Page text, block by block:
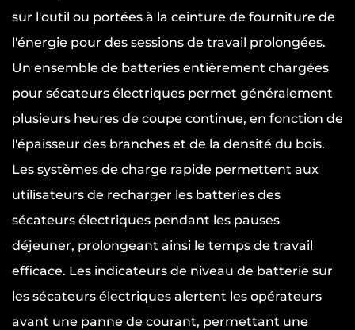
sur l'outil ou portées à la ceinture de fourniture de
l'énergie pour des sessions de travail prolongées.
Un ensemble de batteries entièrement chargées
pour sécateurs électriques permet généralement
plusieurs heures de coupe continue, en fonction de
l'épaisseur des branches et de la densité du bois.
Les systèmes de charge rapide permettent aux
utilisateurs de recharger les batteries des
sécateurs électriques pendant les pauses
déjeuner, prolongeant ainsi le temps de travail
efficace. Les indicateurs de niveau de batterie sur
les sécateurs électriques alertent les opérateurs
avant une panne de courant, permettant une